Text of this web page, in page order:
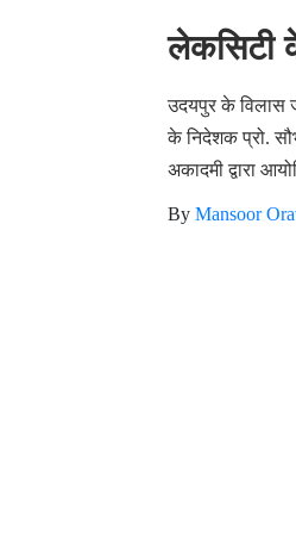
लेकसिटी
उदयपुर के विलास
के निदेशक प्रो.
अकादमी द्वारा
By Mansoor